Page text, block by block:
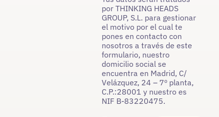
por THINKING HEADS
GROUP, S.L. para gestionar
el motivo por el cual te
pones en contacto con
nosotros a través de este
formulario, nuestro
domicilio social se
encuentra en Madrid, C/
Velázquez, 24 – 7º planta,
C.P.:28001 y nuestro es
NIF B-83220475.